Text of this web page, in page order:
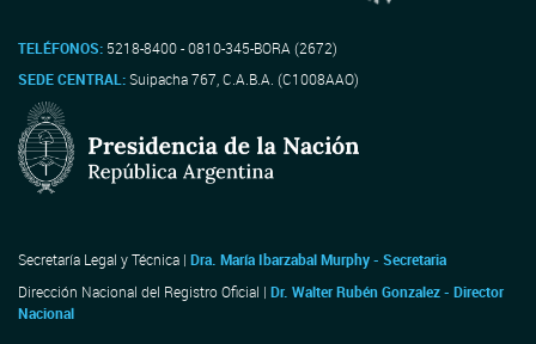
TELÉFONOS: 5218-8400 - 0810-345-BORA (2672)
SEDE CENTRAL:Suipacha 767, C.A.B.A. (C1008AAO)
Secretaría Legal y Técnica | Dra. María Ibarzabal Murphy - Secretaria
Dirección Nacional del Registro Oficial | Dr. Walter Rubén Gonzalez - Director
Nacional